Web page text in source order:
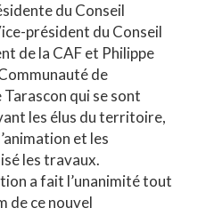
du Conseil
président du Conseil
de la CAF et Philippe
de
qui se sont
les élus du territoire,
et les
les travaux.
a fait l’unanimité tout
de ce nouvel